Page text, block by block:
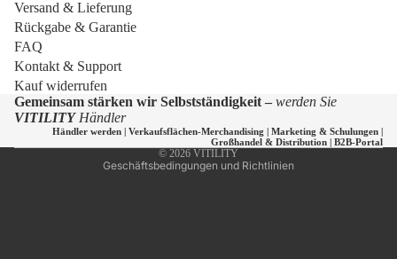
Versand & Lieferung
Rückgabe & Garantie
FAQ
Kontakt & Support
Kauf widerrufen
Gemeinsam stärken wir Selbstständigkeit – werden Sie
VITILITYHändler
Händler werden | Verkaufsflächen-Merchandising | Marketing & Schulungen |
Großhandel & Distribution | B2B-Portal
© 2026 VITILITY
Geschäftsbedingungen und Richtlinien
Datenschutzerklärung
Widerrufsrecht
Versand
Kontaktinformationen
AGB
Impressum